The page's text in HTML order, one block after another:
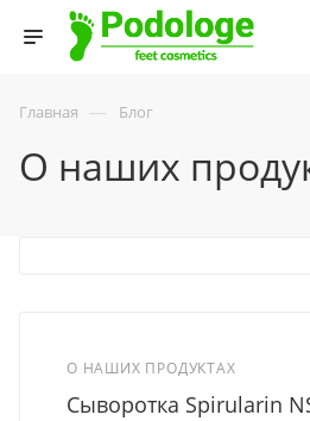
Главная — Блог
О наших
О НАШИХ ПРОДУКТАХ
Сыворотка Spirularin